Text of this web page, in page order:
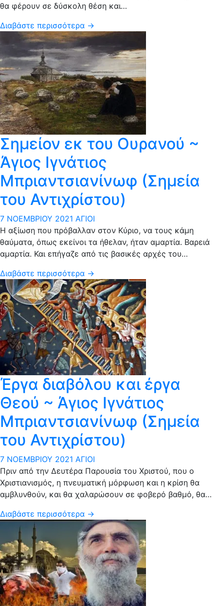
θα φέρουν σε δύσκολη θέση και…
Διαβάστε περισσότερα →
Σημείον εκ του Ουρανού ~
Άγιος Ιγνάτιος
Μπριαντσιανίνωφ (Σημεία
του Αντιχρίστου)
7 ΝΟΕΜΒΡΊΟΥ 2021 ΆΓΙΟΙ
Η αξίωση που πρόβαλλαν στον Κύριο, να τους κάμη
θαύματα, όπως εκείνοι τα ήθελαν, ήταν αμαρτία. Βαρειά
αμαρτία. Και επήγαζε από τις βασικές αρχές του…
Διαβάστε περισσότερα →
Έργα διαβόλου και έργα
Θεού ~ Άγιος Ιγνάτιος
Μπριαντσιανίνωφ (Σημεία
του Αντιχρίστου)
7 ΝΟΕΜΒΡΊΟΥ 2021 ΆΓΙΟΙ
Πριν από την Δευτέρα Παρουσία του Χριστού, που ο
Χριστιανισμός, η πνευματική μόρφωση και η κρίση θα
αμβλυνθούν, και θα χαλαρώσουν σε φοβερό βαθμό, θα…
Διαβάστε περισσότερα →